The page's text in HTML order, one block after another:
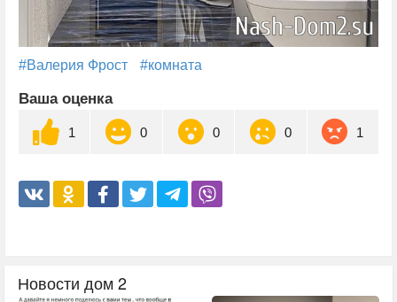
#Валерия Фрост #комната
Ваша оценка
1 0 0 0 1
Новости дом 2